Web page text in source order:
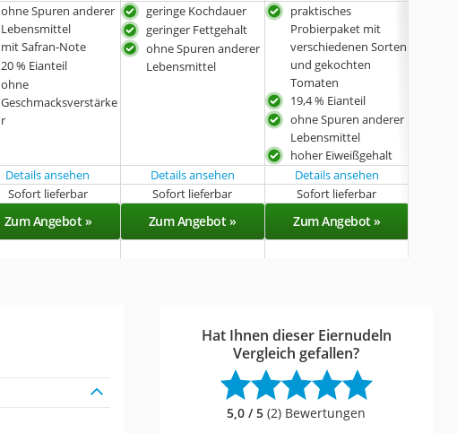
ohne Spuren anderer
Lebensmittel
mit Safran-Note
20 % Eianteil
ohne
Geschmacksverstärke
r
geringe Kochdauer
geringer Fettgehalt
ohne Spuren anderer
Lebensmittel
praktisches
Probierpaket mit
verschiedenen Sorten
und gekochten
Tomaten
19,4 % Eianteil
ohne Spuren anderer
Lebensmittel
hoher Eiweißgehalt
Details ansehen Details ansehen
Details ansehen
Sofort lieferbar Sofort lieferbar Sofort lieferbar
Zum Angebot » Zum Angebot » Zum Angebot »
Hat Ihnen dieser Eiernudeln
Vergleich gefallen?
5,0 / 5 (2) Bewertungen